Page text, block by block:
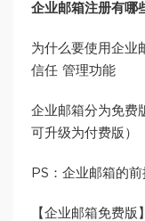
企业邮箱注册有哪
为什么要使用企业
信任 管理功能
企业邮箱分为免费
可升级为付费版）
PS：企业邮箱的
【企业邮箱免费版】